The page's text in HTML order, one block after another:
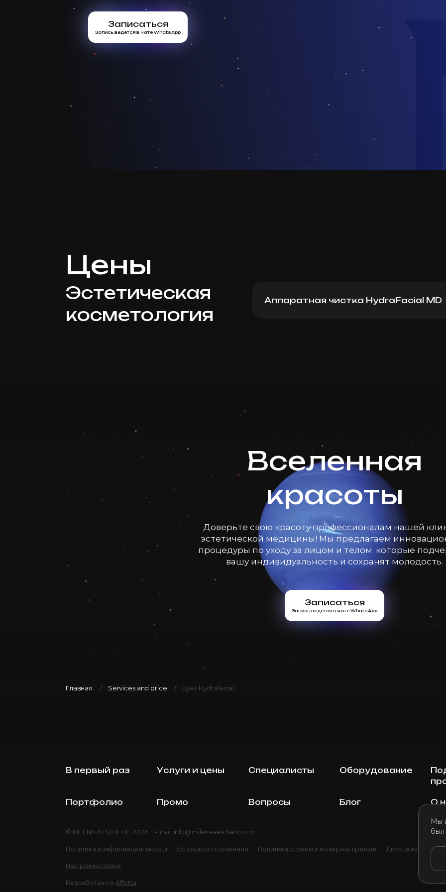
Мы
был
Записаться
Запись ведется в чате WhatsApp
Цены
Эстетическая
косметология
Аппаратная чистка HydraFacial MD
Вселенная
красоты
Доверьте свою красоту профессионалам нашей
эстетической медицины! Мы предлагаем
процедуры по уходу за лицом и телом, которые
вашу индивидуальность и сохранят молодость.
Записаться
Запись ведется в чате WhatsApp
Главная Services and price Eyes Hydrafacial
В первый раз Услуги и цены Специалисты Оборудование
Портфолио Промо Вопросы Блог О
© MILENA AESTHETIC, 2026 E-mail: info@milenaaesthetic.com
Политика конфиденциальности Условия и положения Политика отмены и возврата средств Дисклеймер
Настройки cookie
Разработано в Affetta